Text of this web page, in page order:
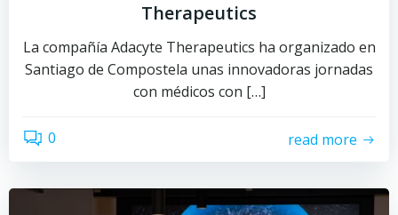
Therapeutics
La compañía Adacyte Therapeutics ha organizado en
Santiago de Compostela unas innovadoras jornadas
con médicos con […]
0 read more